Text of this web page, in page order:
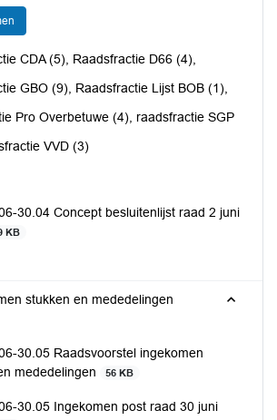
CDA (5), Raadsfractie D66 (4),
GBO (9), Raadsfractie Lijst BOB (1),
Pro Overbetuwe (4), raadsfractie SGP
VVD (3)
30.04 Concept besluitenlijst raad 2 juni
KB
stukken en mededelingen
30.05 Raadsvoorstel ingekomen
mededelingen
56 KB
30.05 Ingekomen post raad 30 juni